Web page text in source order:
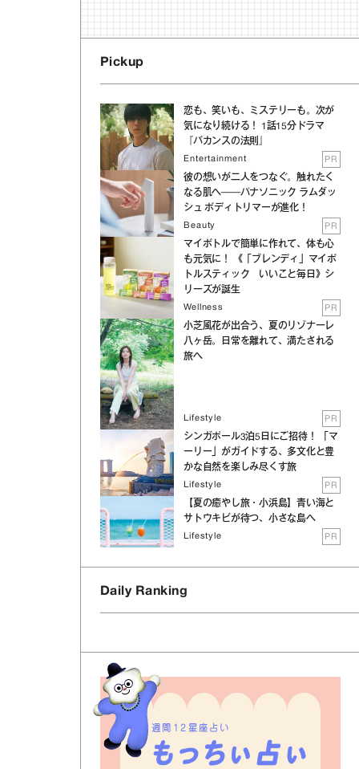
Pickup
恋も、笑いも、ミステリーも。次が
気になり続ける！ 1話15分ドラマ
『バカンスの法則』
Entertainment PR
彼の想いが二人をつなぐ。触れたく
なる肌へ──パナソニック ラムダッ
シュ ボディトリマーが進化！
Beauty PR
マイボトルで簡単に作れて、体も心
も元気に！ 《「ブレンディ」マイボ
トルスティック いいこと毎日》シ
リーズが誕生
Wellness PR
小芝風花が出合う、夏のリゾナーレ
八ヶ岳。日常を離れて、満たされる
旅へ
Lifestyle PR
シンガポール3泊5日にご招待！ 「マ
ーリー」がガイドする、多文化と豊
かな自然を楽しみ尽くす旅
Lifestyle PR
【夏の癒やし旅・小浜島】青い海と
サトウキビが待つ、小さな島へ
Lifestyle PR
Daily Ranking
週間12星座占い